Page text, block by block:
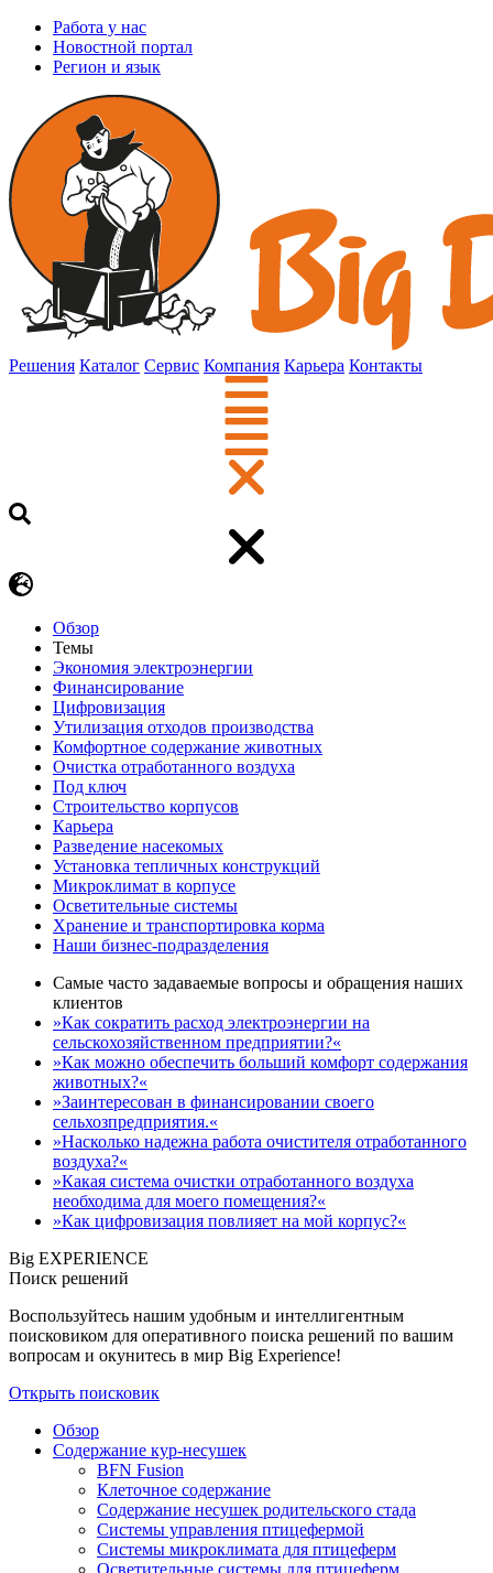
Работа у нас
Новостной портал
Регион и язык
Решения Каталог Сервис Компания Карьера Контакты
Обзор
Темы
Экономия электроэнергии
Финансирование
Цифровизация
Утилизация отходов производства
Комфортное содержание животных
Очистка отработанного воздуха
Под ключ
Строительство корпусов
Карьера
Разведение насекомых
Установка тепличных конструкций
Микроклимат в корпусе
Осветительные системы
Хранение и транспортировка корма
Наши бизнес-подразделения
Самые часто задаваемые вопросы и обращения наших
клиентов
»Как сократить расход электроэнергии на
сельскохозяйственном предприятии?«
»Как можно обеспечить больший комфорт содержания
животных?«
»Заинтересован в финансировании своего
сельхозпредприятия.«
»Насколько надежна работа очистителя отработанного
воздуха?«
»Какая система очистки отработанного воздуха
необходима для моего помещения?«
»Как цифровизация повлияет на мой корпус?«
Big EXPERIENCE
Поиск решений
Воспользуйтесь нашим удобным и интеллигентным
поисковиком для оперативного поиска решений по вашим
вопросам и окунитесь в мир Big Experience!
Открыть поисковик
Обзор
Содержание кур-несушек
BFN Fusion
Клеточное содержание
Содержание несушек родительского стада
Системы управления птицефермой
Системы микроклимата для птицеферм